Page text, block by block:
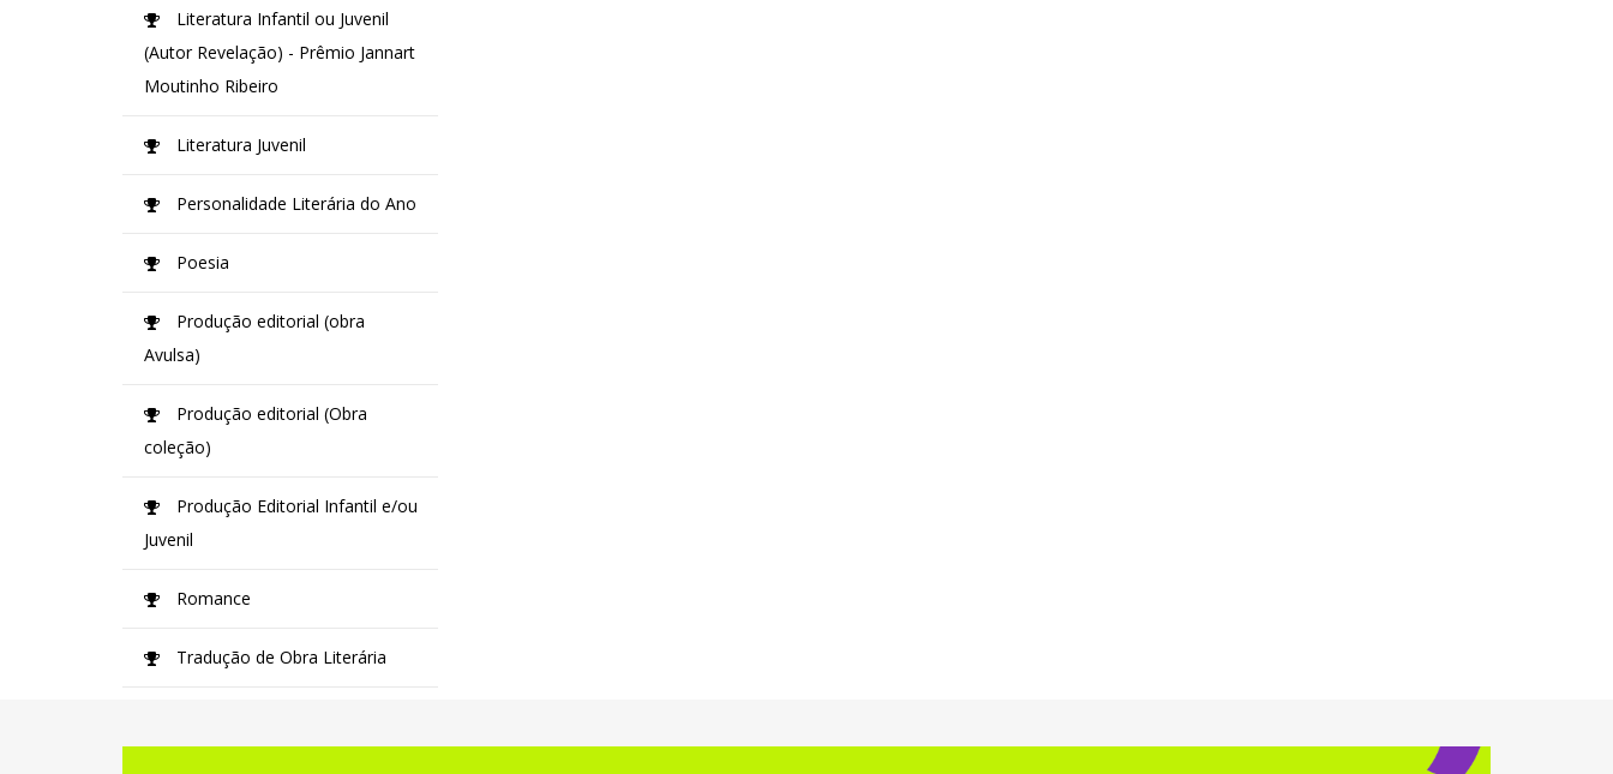
Literatura Infantil ou Juvenil
(Autor Revelação) - Prêmio Jannart
Moutinho Ribeiro
Literatura Juvenil
Personalidade Literária do Ano
Poesia
Produção editorial (obra
Avulsa)
Produção editorial (Obra
coleção)
Produção Editorial Infantil e/ou
Juvenil
Romance
Tradução de Obra Literária